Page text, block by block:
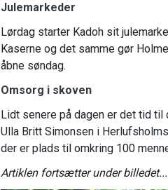
Julemarkeder
Lørdag starter Kadoh sit
Kaserne og det samme gør
åbne søndag.
Omsorg i skoven
Lidt senere på dagen er det tid
Ulla Britt Simonsen i
der er plads til omkring 100
Artiklen fortsætter under billedet...